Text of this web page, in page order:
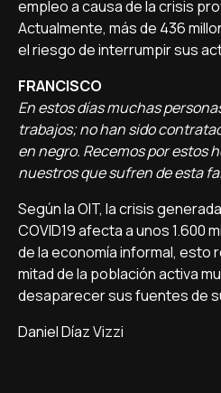
empleo a causa de la crisis
Actualmente, más de 436
el riesgo de interrumpir sus
FRANCISCO
En estos días muchas
trabajos; no han sido
en negro. Recemos por estos
nuestros que sufren de esta
Según la OIT, la crisis
COVID19 afecta a unos 1.600
de la economía informal, esto
mitad de la población activa
desaparecer sus fuentes de
Daniel Díaz Vizzi